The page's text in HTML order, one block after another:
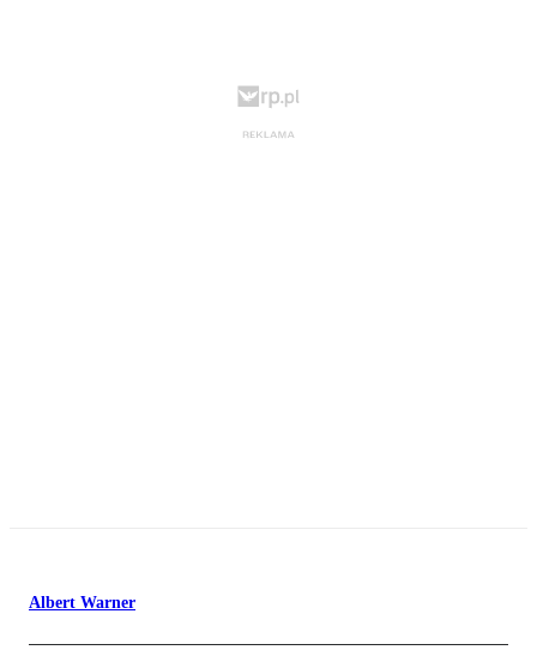
Albert Warner